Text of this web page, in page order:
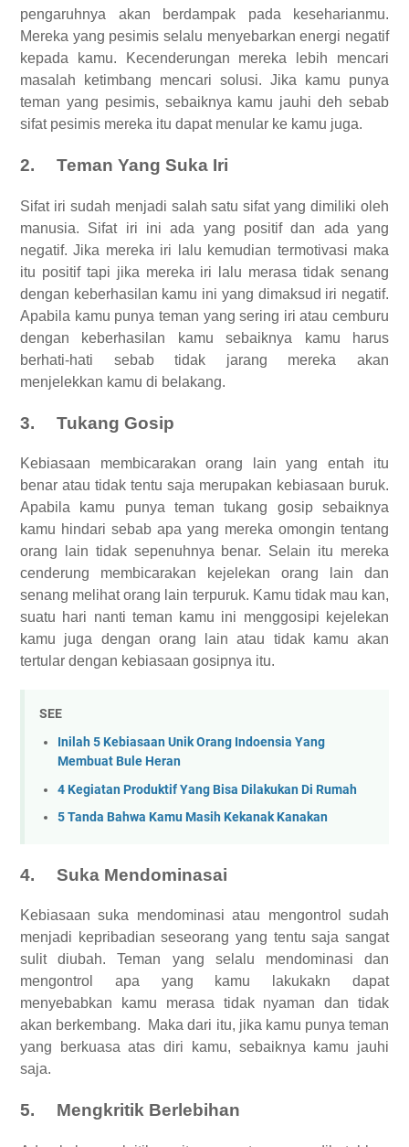
pengaruhnya akan berdampak pada keseharianmu.
Mereka yang pesimis selalu menyebarkan energi negatif
kepada kamu. Kecenderungan mereka lebih mencari
masalah ketimbang mencari solusi. Jika kamu punya
teman yang pesimis, sebaiknya kamu jauhi deh sebab
sifat pesimis mereka itu dapat menular ke kamu juga.
2. Teman Yang Suka Iri
Sifat iri sudah menjadi salah satu sifat yang dimiliki oleh
manusia. Sifat iri ini ada yang positif dan ada yang
negatif. Jika mereka iri lalu kemudian termotivasi maka
itu positif tapi jika mereka iri lalu merasa tidak senang
dengan keberhasilan kamu ini yang dimaksud iri negatif.
Apabila kamu punya teman yang sering iri atau cemburu
dengan keberhasilan kamu sebaiknya kamu harus
berhati-hati sebab tidak jarang mereka akan
menjelekkan kamu di belakang.
3. Tukang Gosip
Kebiasaan membicarakan orang lain yang entah itu
benar atau tidak tentu saja merupakan kebiasaan buruk.
Apabila kamu punya teman tukang gosip sebaiknya
kamu hindari sebab apa yang mereka omongin tentang
orang lain tidak sepenuhnya benar. Selain itu mereka
cenderung membicarakan kejelekan orang lain dan
senang melihat orang lain terpuruk. Kamu tidak mau kan,
suatu hari nanti teman kamu ini menggosipi kejelekan
kamu juga dengan orang lain atau tidak kamu akan
tertular dengan kebiasaan gosipnya itu.
SEE
Inilah 5 Kebiasaan Unik Orang Indoensia Yang
Membuat Bule Heran
4 Kegiatan Produktif Yang Bisa Dilakukan Di Rumah
5 Tanda Bahwa Kamu Masih Kekanak Kanakan
4. Suka Mendominasai
Kebiasaan suka mendominasi atau mengontrol sudah
menjadi kepribadian seseorang yang tentu saja sangat
sulit diubah. Teman yang selalu mendominasi dan
mengontrol apa yang kamu lakukakn dapat
menyebabkan kamu merasa tidak nyaman dan tidak
akan berkembang. Maka dari itu, jika kamu punya teman
yang berkuasa atas diri kamu, sebaiknya kamu jauhi
saja.
5. Mengkritik Berlebihan